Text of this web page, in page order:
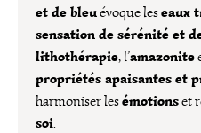
et de bleuévoque leseaux
sensation de sérénité et
lithothérapie, l’amazonite
propriétés apaisantes et
harmoniser lesémotionset
soi.